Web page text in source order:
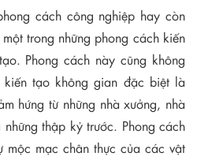
cách công nghiệp hay còn
trong những phong cách kiến
Phong cách này cũng không
tạo không gian đặc biệt là
hứng từ những nhà xưởng, nhà
thập kỷ trước. Phong cách
mộc mạc chân thực của các vật